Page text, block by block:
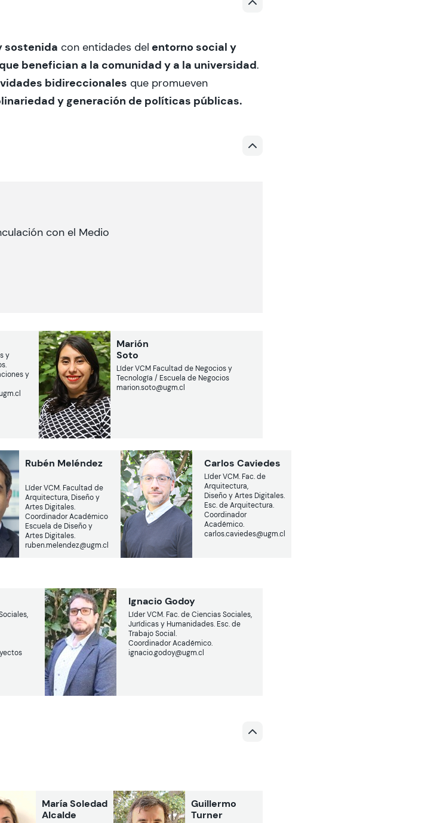
sostenida con entidades del entorno social y
benefician a la comunidad y a la universidad.
bidireccionales que promueven
y generación de políticas públicas.
con el Medio
y
y
Marión
Soto
Líder VCM Facultad de Negocios y
Tecnología / Escuela de Negocios
marion.soto@ugm.cl
Rubén Meléndez
Líder VCM. Facultad de
Arquitectura, Diseño y
Artes Digitales.
Coordinador Académico
Escuela de Diseño y
Artes Digitales.
ruben.melendez@ugm.cl
Carlos Caviedes
Líder VCM. Fac. de
Arquitectura,
Diseño y Artes Digitales.
Esc. de Arquitectura.
Coordinador
Académico.
carlos.caviedes@ugm.cl
Ignacio Godoy
Líder VCM. Fac. de Ciencias Sociales,
Jurídicas y Humanidades. Esc. de
Trabajo Social.
Coordinador Académico.
ignacio.godoy@ugm.cl
María Soledad
Alcalde
Guillermo
Turner